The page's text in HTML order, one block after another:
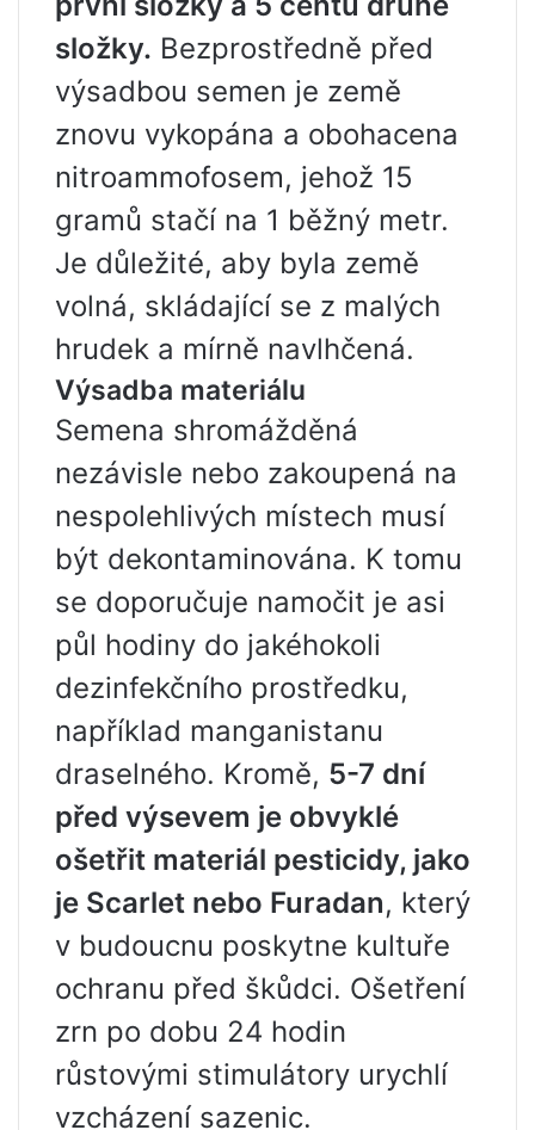
složky. Bezprostředně před
výsadbou semen je země
znovu vykopána a obohacena
nitroammofosem, jehož 15
gramů stačí na 1 běžný metr.
Je důležité, aby byla země
volná, skládající se z malých
hrudek a mírně navlhčená.
Výsadba materiálu
Semena shromážděná
nezávisle nebo zakoupená na
nespolehlivých místech musí
být dekontaminována. K tomu
se doporučuje namočit je asi
půl hodiny do jakéhokoli
dezinfekčního prostředku,
například manganistanu
draselného. Kromě, 5-7 dní
před výsevem je obvyklé
ošetřit materiál pesticidy, jako
je Scarlet nebo Furadan, který
v budoucnu poskytne kultuře
ochranu před škůdci. Ošetření
zrn po dobu 24 hodin
růstovými stimulátory urychlí
vzcházení sazenic.